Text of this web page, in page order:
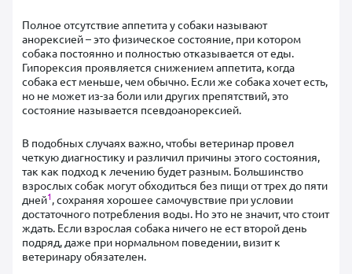
Полное отсутствие аппетита у собаки называют
анорексией – это физическое состояние, при котором
собака постоянно и полностью отказывается от еды.
Гипорексия проявляется снижением аппетита, когда
собака ест меньше, чем обычно. Если же собака хочет есть,
но не может из-за боли или других препятствий, это
состояние называется псевдоанорексией.
В подобных случаях важно, чтобы ветеринар провел
четкую диагностику и различил причины этого состояния,
так как подход к лечению будет разным. Большинство
взрослых собак могут обходиться без пищи от трех до пяти
дней1, сохраняя хорошее самочувствие при условии
достаточного потребления воды. Но это не значит, что стоит
ждать. Если взрослая собака ничего не ест второй день
подряд, даже при нормальном поведении, визит к
ветеринару обязателен.